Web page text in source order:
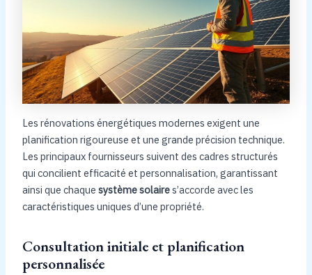
Les rénovations énergétiques modernes exigent une
planification rigoureuse et une grande précision technique.
Les principaux fournisseurs suivent des cadres structurés
qui concilient efficacité et personnalisation, garantissant
ainsi que chaque système solaires’accorde avec les
caractéristiques uniques d’une propriété.
Consultation initiale et planification
personnalisée